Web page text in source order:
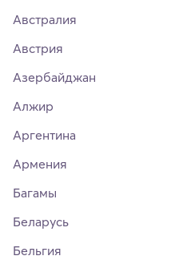
Австралия
Австрия
Азербайджан
Алжир
Аргентина
Армения
Багамы
Беларусь
Бельгия